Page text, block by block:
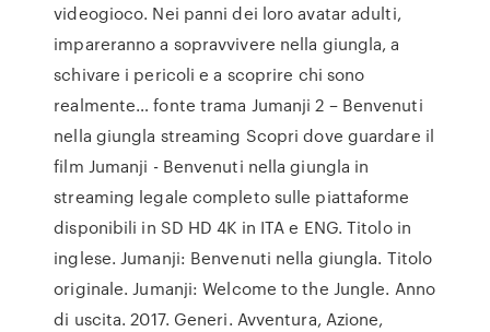
videogioco. Nei panni dei loro avatar adulti,
impareranno a sopravvivere nella giungla, a
schivare i pericoli e a scoprire chi sono
realmente… fonte trama Jumanji 2 – Benvenuti
nella giungla streaming Scopri dove guardare il
film Jumanji - Benvenuti nella giungla in
streaming legale completo sulle piattaforme
disponibili in SD HD 4K in ITA e ENG. Titolo in
inglese. Jumanji: Benvenuti nella giungla. Titolo
originale. Jumanji: Welcome to the Jungle. Anno
di uscita. 2017. Generi. Avventura, Azione,